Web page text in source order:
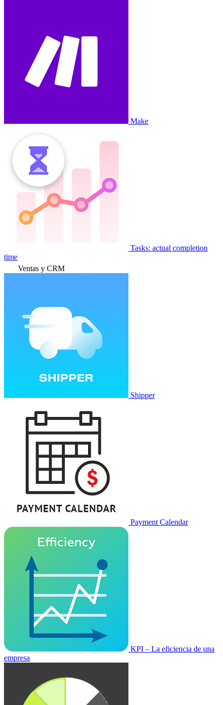
Make
Tasks: actual completion
time
Ventas y CRM
Shipper
Payment Calendar
KPI – La eficiencia de una
empresa